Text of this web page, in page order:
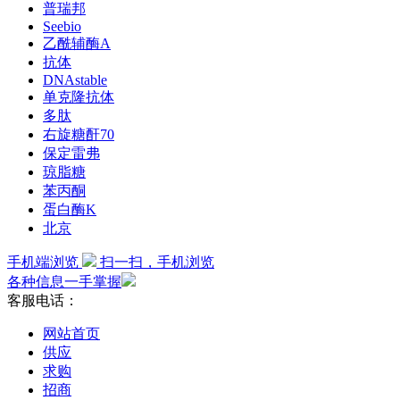
普瑞邦
Seebio
乙酰辅酶A
抗体
DNAstable
单克隆抗体
多肽
右旋糖酐70
保定雷弗
琼脂糖
苯丙酮
蛋白酶K
北京
手机端浏览
扫一扫，手机浏览
各种信息一手掌握
客服电话：
网站首页
供应
求购
招商